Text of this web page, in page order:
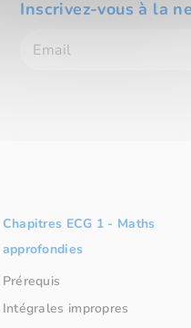
Chapitres ECG 1 - Maths
approfondies
Prérequis
Intégrales impropres
Inscrivez-vous à la